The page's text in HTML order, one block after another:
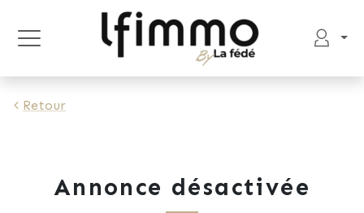
Retour
Annonce désactivée